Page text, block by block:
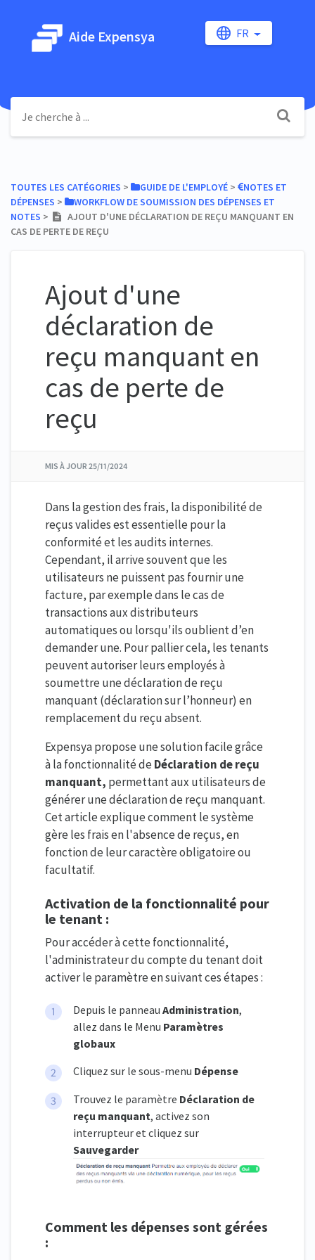
Aide Expensya FR
TOUTES LES CATÉGORIES ​ > ​ ​GUIDE DE L'EMPLOYÉ ​ > ​
​NOTES ET
DÉPENSES ​ > ​
​WORKFLOW DE SOUMISSION DES DÉPENSES ET
NOTES ​ > ​
AJOUT D'UNE DÉCLARATION DE REÇU MANQUANT EN
CAS DE PERTE DE REÇU
Ajout d'une
déclaration de
reçu manquant en
cas de perte de
reçu
MIS À JOUR 25/11/2024
Dans la gestion des frais, la disponibilité de
reçus valides est essentielle pour la
conformité et les audits internes.
Cependant, il arrive souvent que les
utilisateurs ne puissent pas fournir une
facture, par exemple dans le cas de
transactions aux distributeurs
automatiques ou lorsqu'ils oublient d’en
demander une. Pour pallier cela, les tenants
peuvent autoriser leurs employés à
soumettre une déclaration de reçu
manquant (déclaration sur l’honneur) en
remplacement du reçu absent.
Expensya propose une solution facile grâce
à la fonctionnalité de Déclaration de reçu
manquant, permettant aux utilisateurs de
générer une déclaration de reçu manquant.
Cet article explique comment le système
gère les frais en l'absence de reçus, en
fonction de leur caractère obligatoire ou
facultatif.
Activation de la fonctionnalité pour
le tenant :
Pour accéder à cette fonctionnalité,
l'administrateur du compte du tenant doit
activer le paramètre en suivant ces étapes :
Depuis le panneau Administration,
allez dans le Menu Paramètres
globaux
Cliquez sur le sous-menu Dépense
Trouvez le paramètre Déclaration de
reçu manquant, activez son
interrupteur et cliquez sur
Sauvegarder
Comment les dépenses sont gérées
: